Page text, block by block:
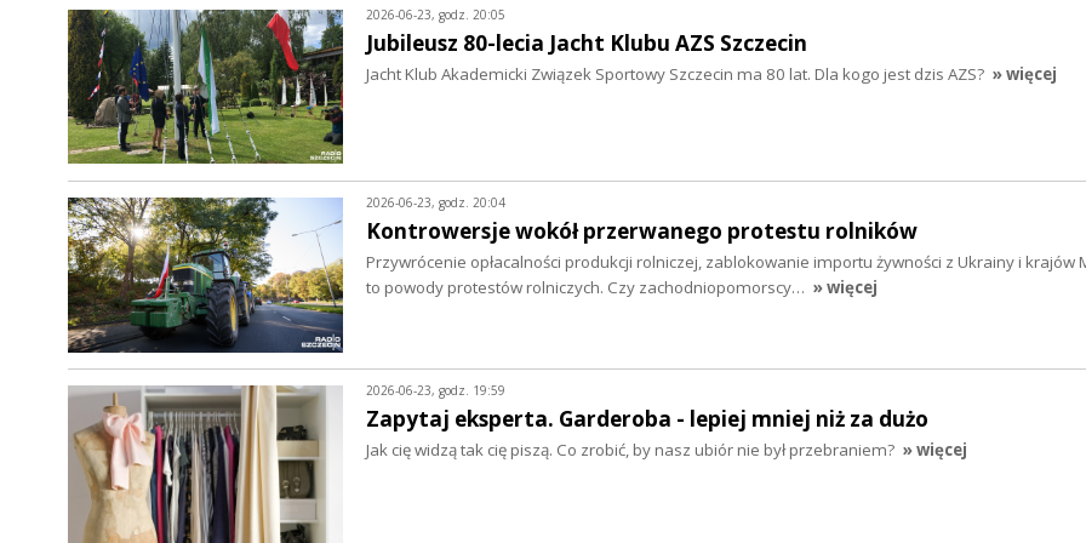
2026-06-23, godz. 20:05
Jubileusz 80-lecia Jacht Klubu AZS Szczecin
Jacht Klub Akademicki Związek Sportowy Szczecin ma 80 lat. Dla kogo jest dzis AZS? » więcej
2026-06-23, godz. 20:04
Kontrowersje wokół przerwanego protestu rolników
Przywrócenie opłacalności produkcji rolniczej, zablokowanie importu żywności z Ukrainy i krajów
to powody protestów rolniczych. Czy zachodniopomorscy… » więcej
2026-06-23, godz. 19:59
Zapytaj eksperta. Garderoba - lepiej mniej niż za dużo
Jak cię widzą tak cię piszą. Co zrobić, by nasz ubiór nie był przebraniem? » więcej